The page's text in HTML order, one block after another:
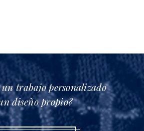
un trabajo personalizado
diseño propio?